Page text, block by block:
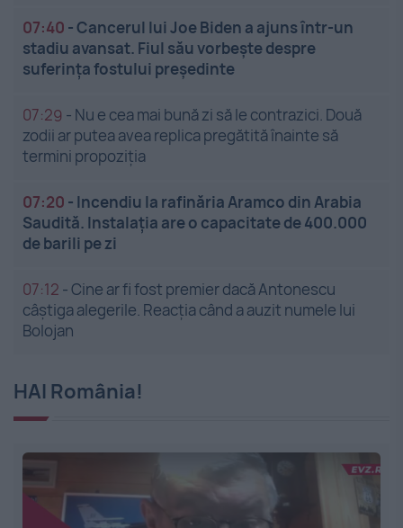
07:40 -Cancerul lui Joe Biden a ajuns într-un
stadiu avansat. Fiul său vorbește despre
suferința fostului președinte
07:29 - Nu e cea mai bună zi să le contrazici. Două
zodii ar putea avea replica pregătită înainte să
termini propoziția
07:20 - Incendiu la rafinăria Aramco din Arabia
Saudită. Instalația are o capacitate de 400.000
de barili pe zi
07:12 -Cine ar fi fost premier dacă Antonescu
câștiga alegerile. Reacția când a auzit numele lui
Bolojan
HAI România!